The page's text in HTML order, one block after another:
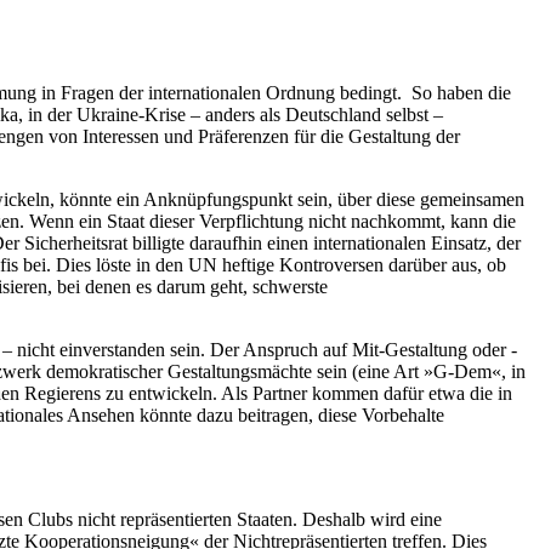
in Fragen der internationalen Ordnung bedingt. So haben die
in der Ukraine-Krise – anders als Deutschland selbst –
von Interessen und Präferenzen für die Gestaltung der
könnte ein Anknüpfungspunkt sein, über diese gemeinsamen
Wenn ein Staat dieser Verpflichtung nicht nachkommt, kann die
Sicherheitsrat billigte daraufhin einen internationalen Einsatz, der
bei. Dies löste in den UN heftige Kontroversen darüber aus, ob
bei denen es darum geht, schwerste
nicht einverstanden sein. Der Anspruch auf Mit-Gestaltung oder -
demokratischer Gestaltungsmächte sein (eine Art »G-Dem«, in
Regierens zu entwickeln. Als Partner kommen dafür etwa die in
Ansehen könnte dazu beitragen, diese Vorbehalte
Clubs nicht repräsentierten Staaten. Deshalb wird eine
Kooperationsneigung« der Nichtrepräsentierten treffen. Dies